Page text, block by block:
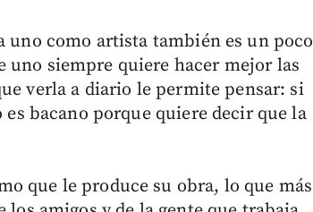
uno como artista también es un poco
siempre quiere hacer mejor las
verla a diario le permite pensar: si
bacano porque quiere decir que la
que le produce su obra, lo que más